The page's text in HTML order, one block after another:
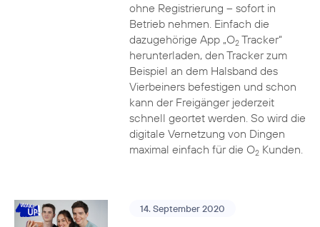
ohne Registrierung – sofort in
Betrieb nehmen. Einfach die
dazugehörige App „O2Tracker“
herunterladen, den Tracker zum
Beispiel an dem Halsband des
Vierbeiners befestigen und schon
kann der Freigänger jederzeit
schnell geortet werden. So wird die
digitale Vernetzung von Dingen
maximal einfach für die O2Kunden.
14. September 2020